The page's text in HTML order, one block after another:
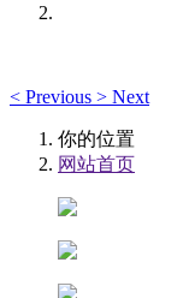
< Previous > Next
你的位置
网站首页